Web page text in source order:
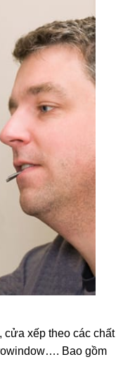
xếp theo các chất
Bao gồm